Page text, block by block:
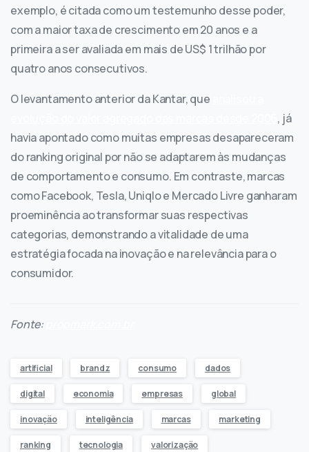
exemplo, é citada como um testemunho desse poder,
com a maior taxa de crescimento em 20 anos e a
primeira a ser avaliada em mais de US$ 1 trilhão por
quatro anos consecutivos.
O levantamento anterior da Kantar, que
, já
havia apontado como muitas empresas desapareceram
do ranking original por não se adaptarem às mudanças
de comportamento e consumo. Em contraste, marcas
como Facebook, Tesla, Uniqlo e Mercado Livre ganharam
proeminência ao transformar suas respectivas
categorias, demonstrando a vitalidade de uma
estratégia focada na inovação e na relevância para o
consumidor.
Fonte:
artificial brandz consumo dados
digital economia empresas global
inovação inteligência marcas marketing
ranking tecnologia valorização